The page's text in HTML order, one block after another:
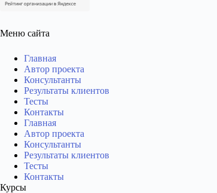
Меню сайта
Главная
Автор проекта
Консультанты
Результаты клиентов
Тесты
Контакты
Главная
Автор проекта
Консультанты
Результаты клиентов
Тесты
Контакты
Курсы